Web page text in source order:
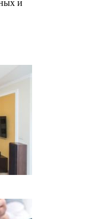
и